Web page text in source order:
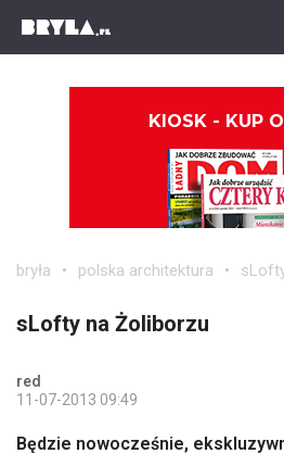
KIOSK - KUP
bryła polska architektura
sLofty na Żoliborzu
red
11-07-2013 09:49
Będzie nowocześnie,